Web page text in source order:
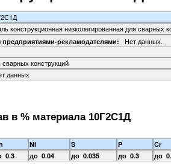
конструкционная низколегированная для сварных
рекламодателями: Нет данных.
сварных конструкций
данных
в % материала 10Г2С1Д
Ni S P
Cr
0.3 до 0.04 до 0.035 до 0.3 до